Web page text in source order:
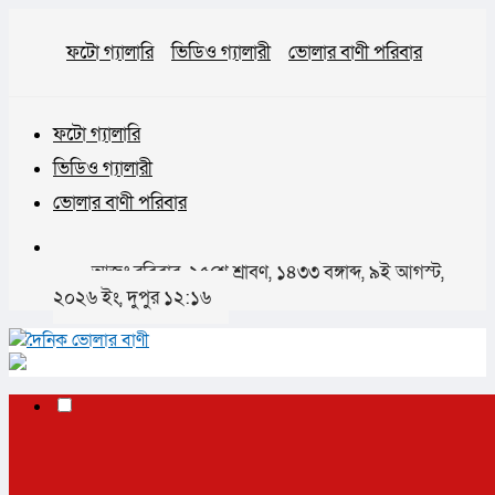
ফটো গ্যালারি ভিডিও গ্যালারী ভোলার বাণী পরিবার
ফটো গ্যালারি
ভিডিও গ্যালারী
ভোলার বাণী পরিবার
আজঃ রবিবার, ২৫শে শ্রাবণ, ১৪৩৩ বঙ্গাব্দ, ৯ই আগস্ট,
২০২৬ ইং, দুপুর ১২:১৬
✕